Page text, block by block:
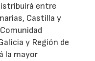
entre
Castilla y
y Región de
la mayor